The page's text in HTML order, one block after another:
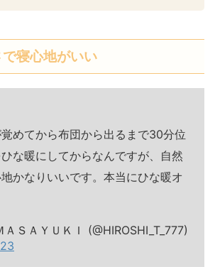
寝心地がいい
めてから布団から出るまで30分位
な暖にしてからなんですが、自然
かなりいいです。本当にひな暖オ
ＳＡＹＵＫＩ (@HIROSHI_T_777)